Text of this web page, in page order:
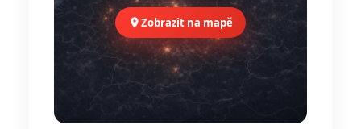
Zobrazit na mapě